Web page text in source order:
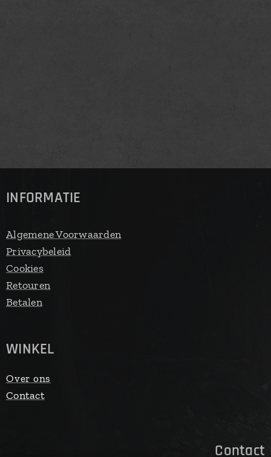
INFORMATIE
Algemene Voorwaarden
Privacybeleid
Cookies
Retouren
Betalen
WINKEL
Over ons
Contact
Contact